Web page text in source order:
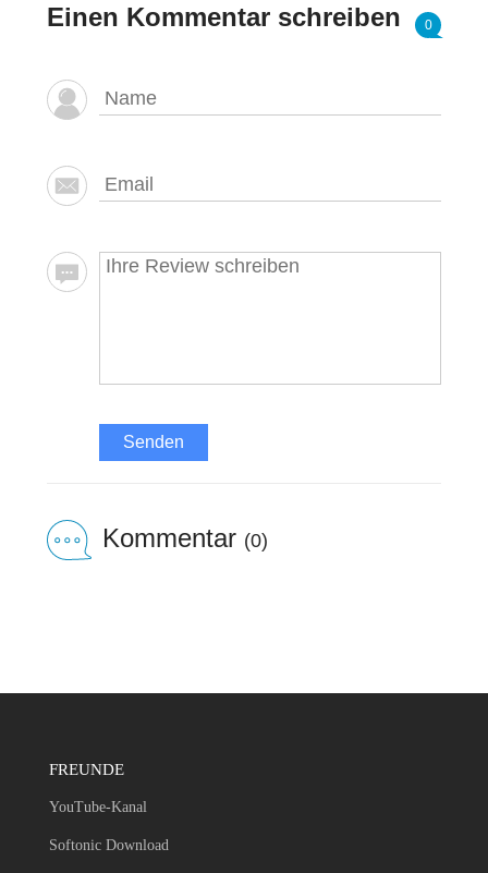
Einen Kommentar schreiben 0
Senden
Kommentar (0)
FREUNDE
YouTube-Kanal
Softonic Download